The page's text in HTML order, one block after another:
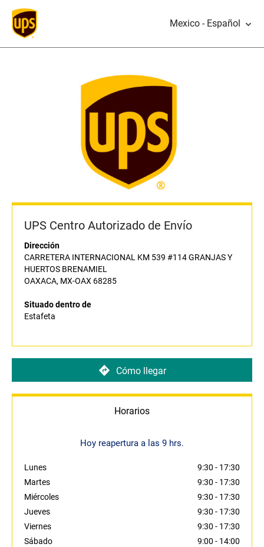
Mexico - Español
UPS Centro Autorizado de Envío
Dirección
CARRETERA INTERNACIONAL KM 539 #114 GRANJAS Y
HUERTOS BRENAMIEL
OAXACA, MX-OAX 68285
Situado dentro de
Estafeta
Cómo llegar
Horarios
Hoy reapertura a las 9 hrs.
Lunes 9:30 - 17:30
Martes
9:30 - 17:30
Miércoles
9:30 - 17:30
Jueves
9:30 - 17:30
Viernes
9:30 - 17:30
Sábado
9:00 - 14:00